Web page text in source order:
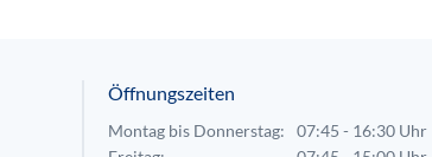
Öffnungszeiten
Montag bis Donnerstag:
07:45 - 16:30 Uhr